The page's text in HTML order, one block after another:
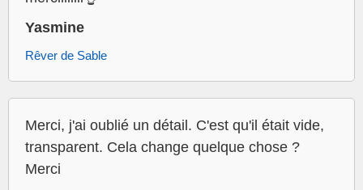
Yasmine
Rêver de Sable
Merci, j'ai oublié un détail. C'est qu'il était vide,
transparent. Cela change quelque chose ?
Merci